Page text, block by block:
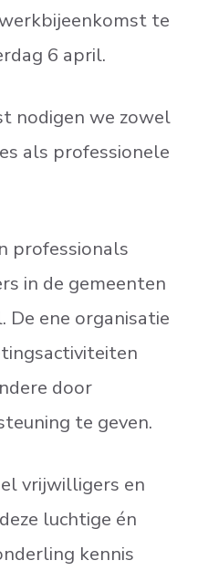
te
6 april.
nodigen we zowel
als professionele
professionals
in de gemeenten
De ene organisatie
door
te geven.
vrijwilligers en
luchtige én
kennis